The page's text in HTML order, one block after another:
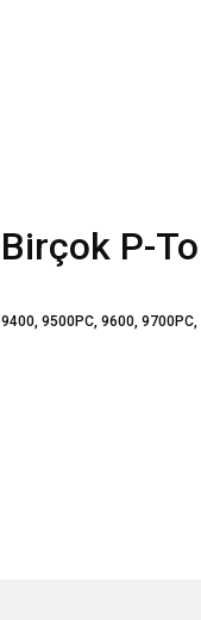
Birçok P-
9400, 9500PC, 9600, 9700PC,